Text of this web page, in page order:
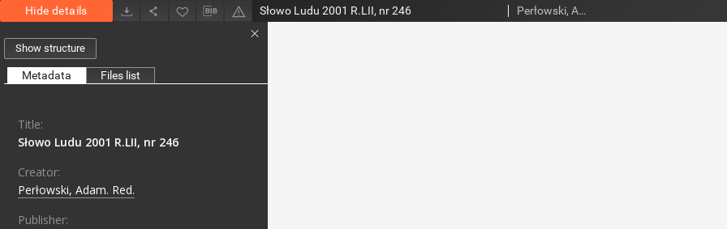
Hide details Słowo Ludu 2001 R.LII, nr 246 Perłowski, Adam. Red.
Show structure
Metadata Files list
Title:
Słowo Ludu 2001 R.LII, nr 246
Creator:
Perłowski, Adam. Red.
Publisher: